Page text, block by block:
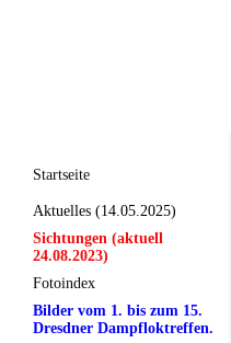
Startseite
Aktuelles (14.05.2025)
Sichtungen (aktuell
24.08.2023)
Fotoindex
Bilder vom 1. bis zum 15.
Dresdner Dampfloktreffen.